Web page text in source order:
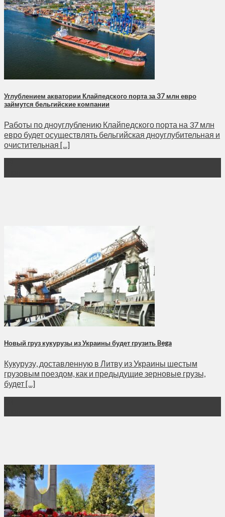
Углублением акватории Клайпедского порта за 37 млн евро
займутся бельгийские компании
Работы по дноуглублению Клайпедского порта на 37 млн
евро будет осуществлять бельгийская дноуглубительная и
очистительная [...]
Новый груз кукурузы из Украины будет грузить Bega
Кукурузу, доставленную в Литву из Украины шестым
грузовым поездом, как и предыдущие зерновые грузы,
будет [...]